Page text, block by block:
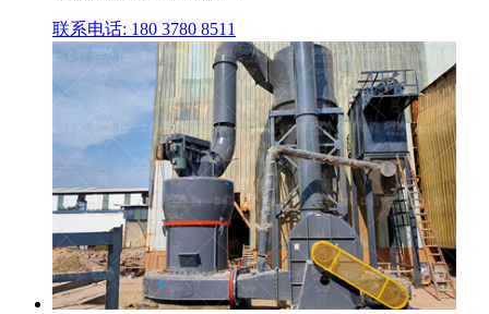
联系电话: 180 3780 8511